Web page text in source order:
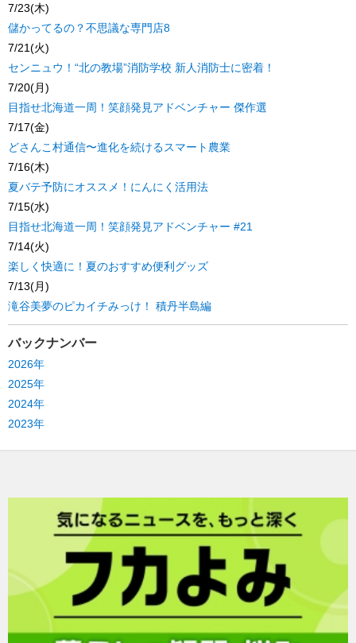
7/23(木)
儲かってるの？不思議な専門店8
7/21(火)
センニュウ！“北の教場”消防学校 新人消防士に密着！
7/20(月)
目指せ北海道一周！笑顔発見アドベンチャー 傑作選
7/17(金)
どさんこ村通信〜進化を続けるスマート農業
7/16(木)
夏バテ予防にオススメ！にんにく活用法
7/15(水)
目指せ北海道一周！笑顔発見アドベンチャー #21
7/14(火)
楽しく快適に！夏のおすすめ便利グッズ
7/13(月)
滝谷美夢のピカイチみっけ！ 積丹半島編
バックナンバー
2026年
2025年
2024年
2023年